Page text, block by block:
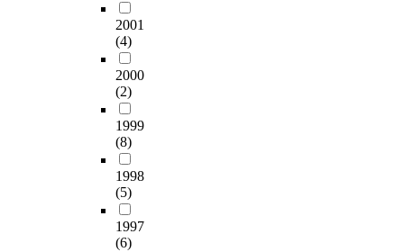
2001
(4)
2000
(2)
1999
(8)
1998
(5)
1997
(6)